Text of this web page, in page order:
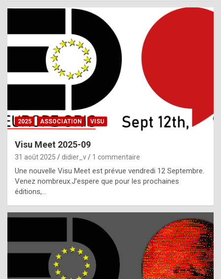
l
,
g
h
t
f
h
2025 ASSOCIATION VISU
Visu Meet 2025-09
31 août 2025 didier_v 1 commentaire
Une nouvelle Visu Meet est prévue vendredi 12 Septembre.
Venez nombreux.J’espere que pour les prochaines
éditions,…